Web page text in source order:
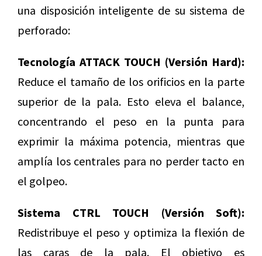
una disposición inteligente de su sistema de
perforado:
Tecnología ATTACK TOUCH (Versión Hard):
Reduce el tamaño de los orificios en la parte
superior de la pala. Esto eleva el balance,
concentrando el peso en la punta para
exprimir la máxima potencia, mientras que
amplía los centrales para no perder tacto en
el golpeo.
Sistema CTRL TOUCH (Versión Soft):
Redistribuye el peso y optimiza la flexión de
las caras de la pala. El objetivo es